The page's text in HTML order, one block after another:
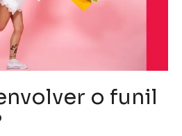
o funil